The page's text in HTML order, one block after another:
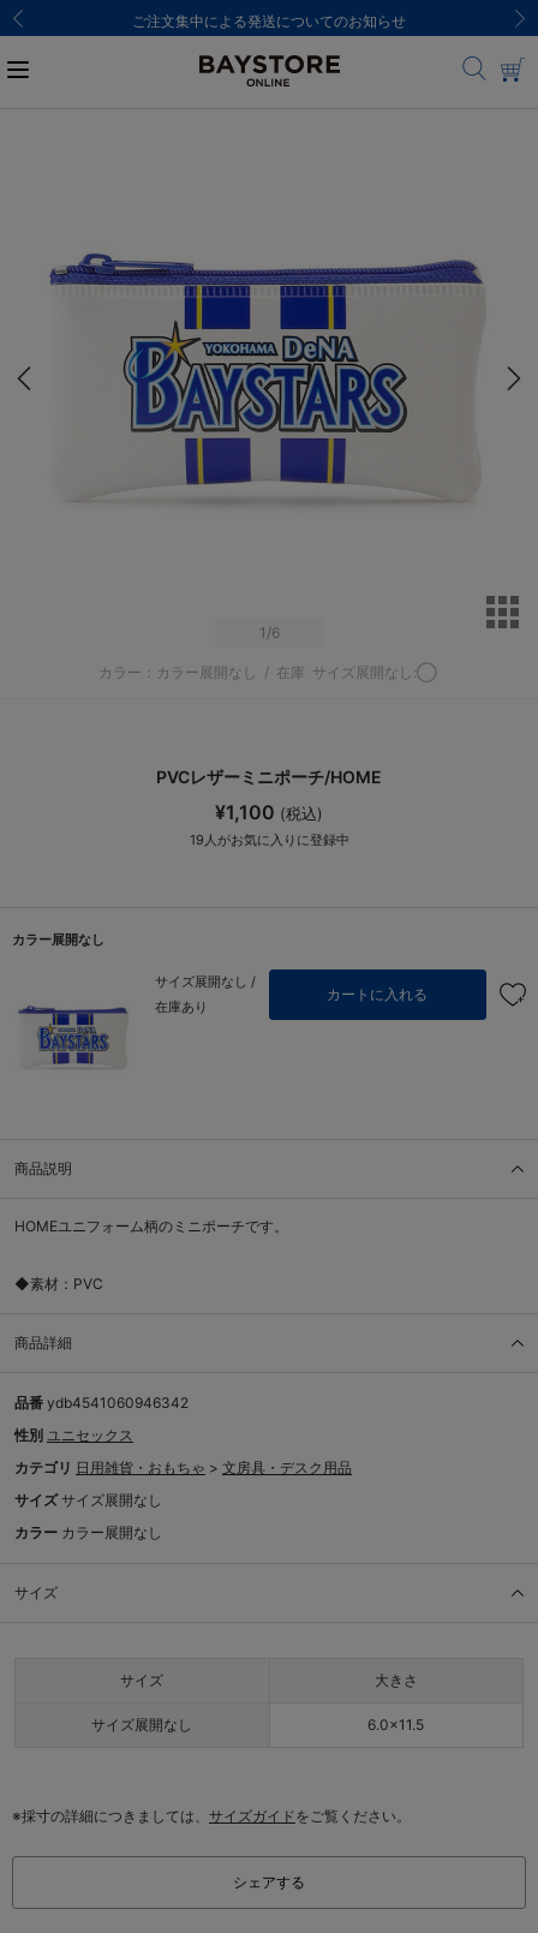
ご注文集中による発送についてのお知らせ
1 /6
カラー：カラー展開なし / 在庫 サイズ展開なし:◯
PVCレザーミニポーチ/HOME
¥1,100 (税込)
19 人がお気に入りに登録中
カラー展開なし
サイズ展開なし /
在庫あり
カートに入れる
商品説明
HOMEユニフォーム柄のミニポーチです。
◆素材：PVC
商品詳細
品番 ydb4541060946342
性別 ユニセックス
カテゴリ 日用雑貨・おもちゃ > 文房具・デスク用品
サイズ サイズ展開なし
カラー カラー展開なし
サイズ
サイズ 大きさ
サイズ展開なし 6.0×11.5
※採寸の詳細につきましては、 サイズガイドをご覧ください。
シェアする